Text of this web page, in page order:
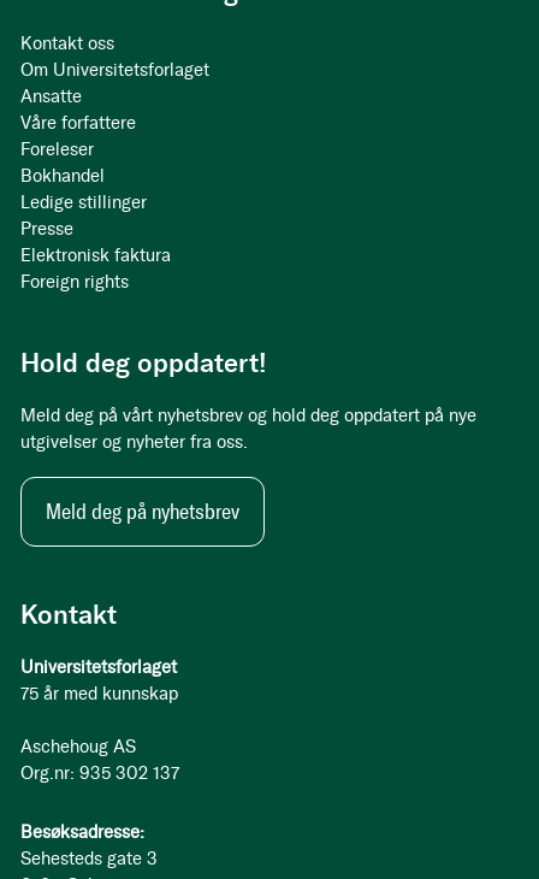
Kontakt
Universitetsforlaget
75 år med kunnskap
Aschehoug AS
Org.nr: 935 302 137
Besøksadresse:
Sehesteds gate 3
Kontakt oss
Om Universitetsforlaget
Ansatte
Våre forfattere
Foreleser
Bokhandel
Ledige stillinger
Presse
Elektronisk faktura
Foreign rights
Hold deg oppdatert!
Meld deg på vårt nyhetsbrev og hold deg oppdatert på nye
utgivelser og nyheter fra oss.
Meld deg på nyhetsbrev